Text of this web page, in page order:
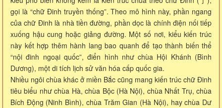
gọi là “chữ Đinh truyền thống”. Theo mô hình này, phần ngang
của chữ Đinh là nhà tiền đường, phần dọc là chính điện nối tiếp
xuống hậu cung hoặc giảng đường. Một số nơi, kiểu kiến trúc
này kết hợp thêm hành lang bao quanh để tạo thành biến thể
“nội đinh ngoại quốc”, điển hình như chùa Hội Khánh (Bình
Dương), một di tích lịch sử văn hóa cấp quốc gia.
Nhiều ngôi chùa khác ở miền Bắc cũng mang kiến trúc chữ Đinh
tiêu biểu như chùa Hà, chùa Bộc (Hà Nội), chùa Nhất Trụ, chùa
Bích Động (Ninh Bình), chùa Trăm Gian (Hà Nội), hay chùa Dư